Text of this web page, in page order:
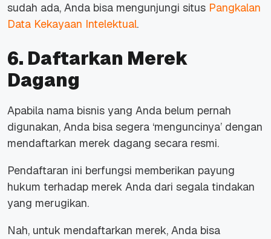
sudah ada, Anda bisa mengunjungi situs Pangkalan
Data Kekayaan Intelektual.
6. Daftarkan Merek
Dagang
Apabila nama bisnis yang Anda belum pernah
digunakan, Anda bisa segera ‘menguncinya’ dengan
mendaftarkan merek dagang secara resmi.
Pendaftaran ini berfungsi memberikan payung
hukum terhadap merek Anda dari segala tindakan
yang merugikan.
Nah, untuk mendaftarkan merek, Anda bisa